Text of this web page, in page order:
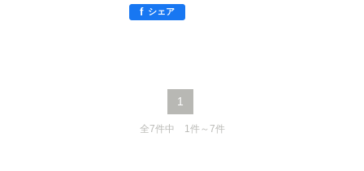
f シェア
1
全7件中 1件～7件